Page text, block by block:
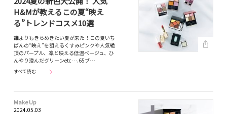
H&Mが教えるこの夏“映え
る”トレンドコスメ10選
誰よりもきらめきたい夏が来た！この夏いち
ばんの“映え”を狙えるくすみピンクや人気絶
頂のパープル、凛と映える低温ベージュ、ひ
んやり澄んだグリーンetc….65ブ…
すべて読む
Make Up
2024.05.03